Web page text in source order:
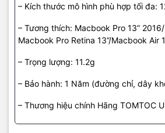
– Kích thước mô hình phù hợp tối đa:
– Tương thích: Macbook Pro 13”
Macbook Pro Retina 13”/Macbook Air
– Trọng lượng: 11.2g
– Bảo hành: 1 Năm (đường chỉ, dây
– Thương hiệu chính Hãng TOMTOC